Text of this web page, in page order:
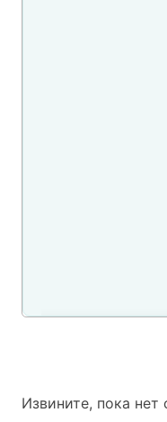
Извините, пока